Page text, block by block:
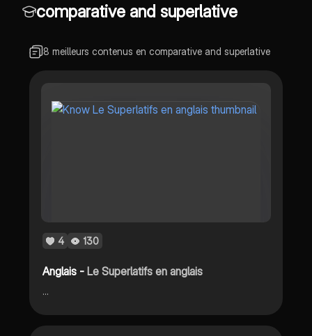
comparative and superlative
8 meilleurs contenus en comparative and superlative
4 130
Anglais -Le Superlatifs en anglais
...